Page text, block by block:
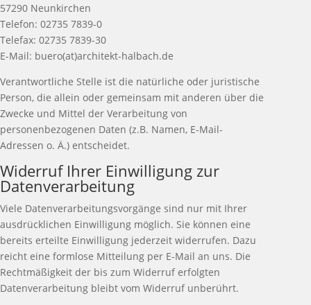
57290 Neunkirchen
Telefon: 02735 7839-0
Telefax: 02735 7839-30
E-Mail: buero(at)architekt-halbach.de
Verantwortliche Stelle ist die natürliche oder juristische
Person, die allein oder gemeinsam mit anderen über die
Zwecke und Mittel der Verarbeitung von
personenbezogenen Daten (z.B. Namen, E-Mail-
Adressen o. Ä.) entscheidet.
Widerruf Ihrer Einwilligung zur
Datenverarbeitung
Viele Datenverarbeitungsvorgänge sind nur mit Ihrer
ausdrücklichen Einwilligung möglich. Sie können eine
bereits erteilte Einwilligung jederzeit widerrufen. Dazu
reicht eine formlose Mitteilung per E-Mail an uns. Die
Rechtmäßigkeit der bis zum Widerruf erfolgten
Datenverarbeitung bleibt vom Widerruf unberührt.